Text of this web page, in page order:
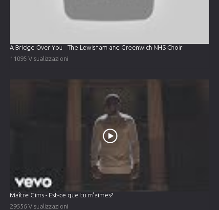
A Bridge Over You - The Lewisham and Greenwich NHS Choir
11095 Visualizzazioni
Maître Gims - Est-ce que tu m'aimes?
29556 Visualizzazioni